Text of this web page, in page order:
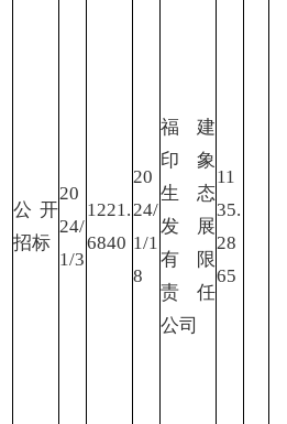
公开
招标
20
24/
1/3
1221.
6840
20
24/
1/1
8
福建
印象
生态
发展
有限
责任
公司
11
35.
28
65